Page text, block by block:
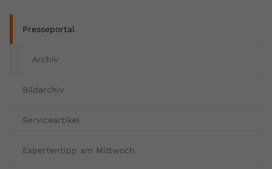
Presseportal
Archiv
Bildarchiv
Serviceartikel
Expertentipp am Mittwoch